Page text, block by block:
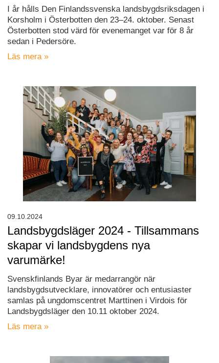
I år hålls Den Finlandssvenska landsbygdsriksdagen i
Korsholm i Österbotten den 23–24. oktober. Senast
Österbotten stod värd för evenemanget var för 8 år
sedan i Pedersöre.
Läs mera »
Landsbygdsläger 2024 - Tillsammans
skapar vi landsbygdens nya
varumärke!
Svenskfinlands Byar är medarrangör när
landsbygdsutvecklare, innovatörer och entusiaster
samlas på ungdomscentret Marttinen i Virdois för
Landsbygdsläger den 10.11 oktober 2024.
Läs mera »
09.10.2024